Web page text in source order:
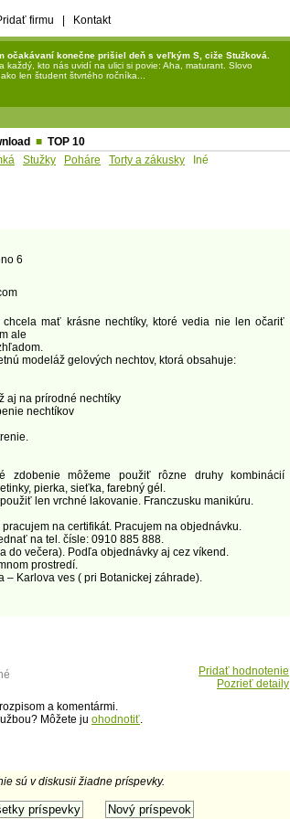
firmu Kontakt
očakávaní konečne prišiel deň s veľkým S, ciže Stužková.
každý, kto nás uvidí na ulici si povie: Aha, maturant. Slovo
len študent štvrtého ročníka...
■ TOP 10
Stužky Poháre Torty a zákusky Iné
6
mať krásne nechtíky, ktoré vedia nie len očariť
ale
modeláž gelových nechtov, ktorá obsahuje:
aj na prírodné nechtíky
nechtíkov
zdobenie môžeme použiť rôzne druhy kombinácií
pierka, sieťka, farebný gél.
len vrchné lakovanie. Franczusku manikúru.
pracujem na certifikát. Pracujem na objednávku.
na tel. čísle: 0910 885 888.
do večera). Podľa objednávky aj cez víkend.
prostredí.
– Karlova ves ( pri Botanickej záhrade).
Pridať hodnotenie
Pozrieť detaily
a komentármi.
Môžete ju ohodnotiť.
sú v diskusii žiadne príspevky.